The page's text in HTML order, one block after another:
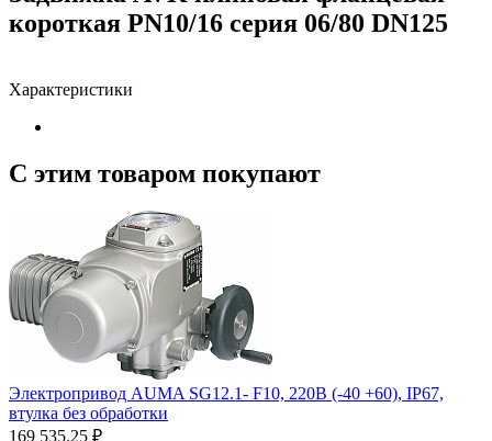
короткая PN10/16 серия 06/80 DN125
Характеристики
С этим товаром покупают
Электропривод AUMA SG12.1- F10, 220В (-40 +60), IP67,
втулка без обработки
169 535.25 ₽